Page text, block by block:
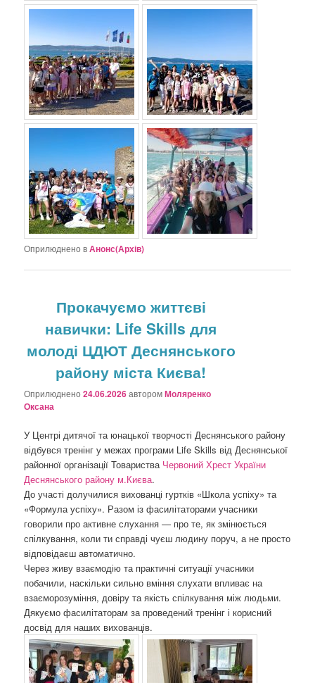
Оприлюднено вАнонс(Архів)
Прокачуємо життєві
навички: Life Skills для
молоді ЦДЮТ Деснянського
району міста Києва!
Оприлюднено24.06.2026авторомМоляренко
Оксана
У Центрі дитячої та юнацької творчості Деснянського району
відбувся тренінг у межах програми Life Skills від Деснянської
районної організації Товариства Червоний Хрест України
Деснянського району м.Києва.
До участі долучилися вихованці гуртків «Школа успіху» та
«Формула успіху». Разом із фасилітаторами учасники
говорили про активне слухання — про те, як змінюється
спілкування, коли ти справді чуєш людину поруч, а не просто
відповідаєш автоматично.
Через живу взаємодію та практичні ситуації учасники
побачили, наскільки сильно вміння слухати впливає на
взаєморозуміння, довіру та якість спілкування між людьми.
Дякуємо фасилітаторам за проведений тренінг і корисний
досвід для наших вихованців.